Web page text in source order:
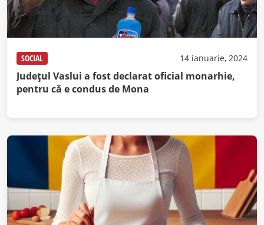
SOCIAL 14 ianuarie, 2024
Judeţul Vaslui a fost declarat oficial monarhie,
pentru că e condus de Mona